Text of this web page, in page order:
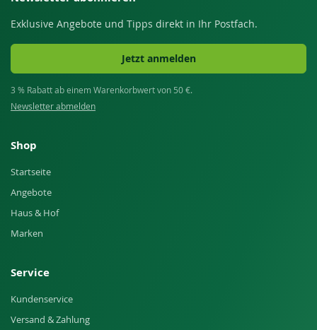
Exklusive Angebote und Tipps direkt in Ihr Postfach.
Jetzt anmelden
3 % Rabatt ab einem Warenkorbwert von 50 €.
Newsletter abmelden
Shop
Startseite
Angebote
Haus & Hof
Marken
Service
Kundenservice
Versand & Zahlung